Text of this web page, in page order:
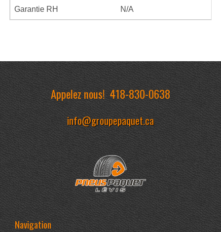
Garantie RH N/A
Appelez nous!418-830-0638
info@groupepaquet.ca
Navigation